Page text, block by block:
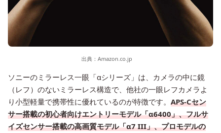
出典： Amazon.co.jp
ソニーのミラーレス一眼「αシリーズ」は、カメラの中に鏡
（レフ）のないミラーレス構造で、他社の一眼レフカメラよ
り小型軽量で携帯性に優れているのが特徴です。 APS-Cセン
サー搭載の初心者向けエントリーモデル「α6400」、フルサ
イズセンサー搭載の高画質モデル「α7 III」、プロモデルの